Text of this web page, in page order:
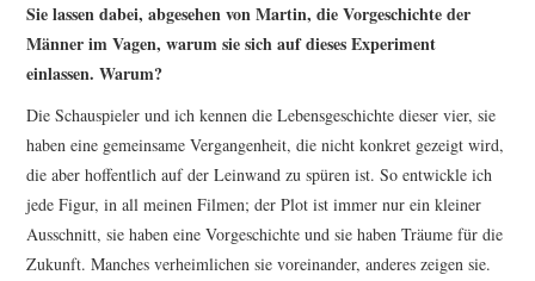
Sie lassen dabei, abgesehen von Martin, die Vorgeschichte der
Männer im Vagen, warum sie sich auf dieses Experiment
einlassen. Warum?
Die Schauspieler und ich kennen die Lebensgeschichte dieser vier, sie
haben eine gemeinsame Vergangenheit, die nicht konkret gezeigt wird,
die aber hoffentlich auf der Leinwand zu spüren ist. So entwickle ich
jede Figur, in all meinen Filmen; der Plot ist immer nur ein kleiner
Ausschnitt, sie haben eine Vorgeschichte und sie haben Träume für die
Zukunft. Manches verheimlichen sie voreinander, anderes zeigen sie.